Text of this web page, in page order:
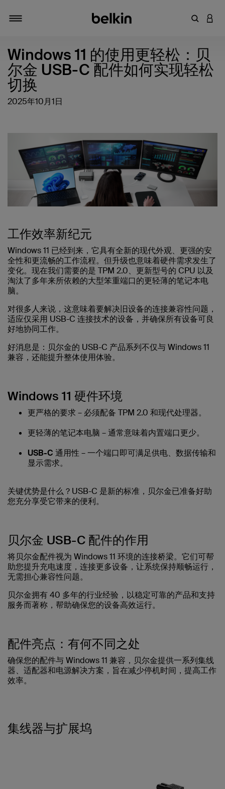
输入关键
登录
Windows 11 的使用更轻松：贝
尔金 USB-C 配件如何实现轻松
切换
2025年10月1日
工作效率新纪元
Windows 11 已经到来，它具有全新的现代外观、更强的安
全性和更流畅的工作流程。但升级也意味着硬件需求发生了
变化。现在我们需要的是 TPM 2.0、更新型号的 CPU 以及
淘汰了多年来所依赖的大型笨重端口的更轻薄的笔记本电
脑。
对很多人来说，这意味着要解决旧设备的连接兼容性问题，
适应仅采用 USB-C 连接技术的设备，并确保所有设备可良
好地协同工作。
好消息是： 贝尔金的 USB-C 产品系列不仅与 Windows 11
兼容，还能提升整体使用体验。
Windows 11 硬件环境
更严格的要求– 必须配备 TPM 2.0 和现代处理器。
更轻薄的笔记本电脑 – 通常意味着内置端口更少。
USB-C 通用性– 一个端口即可满足供电、数据传输和
显示需求。
关键优势是什么？USB-C 是新的标准，贝尔金已准备好助
您充分享受它带来的便利。
贝尔金 USB-C 配件的作用
将贝尔金配件视为 Windows 11 环境的连接桥梁。它们可帮
助您提升充电速度，连接更多设备，让系统保持顺畅运行，
无需担心兼容性问题。
贝尔金拥有 40 多年的行业经验，以稳定可靠的产品和支持
服务而著称，帮助确保您的设备高效运行。
配件亮点：有何不同之处
确保您的配件与 Windows 11 兼容，贝尔金提供一系列集线
器、适配器和电源解决方案，旨在减少停机时间，提高工作
效率。
集线器与扩展坞